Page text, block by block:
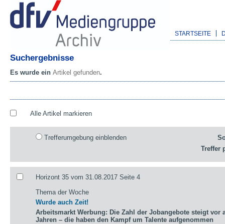
STARTSEITE
Suchergebnisse
Es wurde ein Artikel gefunden.
Alle Artikel markieren
Trefferumgebung einblenden
Treffer
Horizont 35 vom 31.08.2017 Seite 4
Thema der Woche
Wurde auch Zeit!
Arbeitsmarkt Werbung: Die Zahl der Jobangebote steigt vor
Jahren – die haben den Kampf um Talente aufgenommen